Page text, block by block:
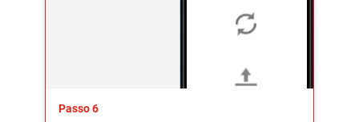
Passo 6